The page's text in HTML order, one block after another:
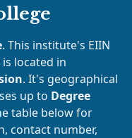
. This institute's EIIN
located in
. It's geographical
up to Degree
table below for
contact number,